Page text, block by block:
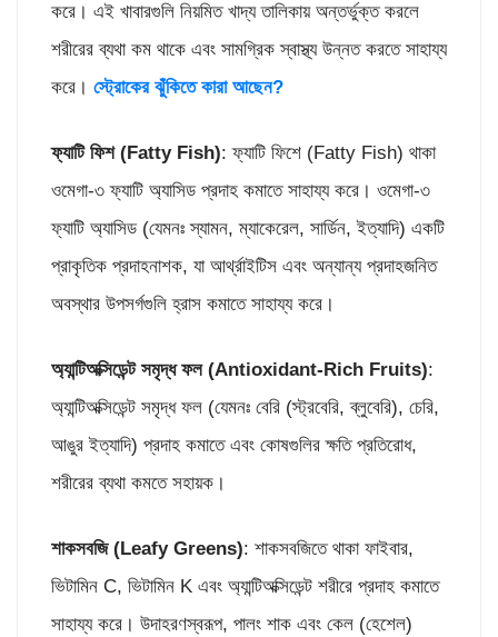
করে। এই খাবারগুলি নিয়মিত খাদ্য তালিকায় অন্তর্ভুক্ত করলে
শরীরের ব্যথা কম থাকে এবং সামগ্রিক স্বাস্থ্য উন্নত করতে সাহায্য
করে। স্ট্রোকের ঝুঁকিতে কারা আছেন?
ফ্যাটি ফিশ (Fatty Fish): ফ্যাটি ফিশে (Fatty Fish) থাকা
ওমেগা-৩ ফ্যাটি অ্যাসিড প্রদাহ কমাতে সাহায্য করে। ওমেগা-৩
ফ্যাটি অ্যাসিড (যেমনঃ স্যামন, ম্যাকেরেল, সার্ডিন, ইত্যাদি) একটি
প্রাকৃতিক প্রদাহনাশক, যা আর্থ্রাইটিস এবং অন্যান্য প্রদাহজনিত
অবস্থার উপসর্গগুলি হ্রাস কমাতে সাহায্য করে।
অ্যান্টিঅক্সিডেন্ট সমৃদ্ধ ফল (Antioxidant-Rich Fruits):
অ্যান্টিঅক্সিডেন্ট সমৃদ্ধ ফল (যেমনঃ বেরি (স্ট্রবেরি, ব্লুবেরি), চেরি,
আঙুর ইত্যাদি) প্রদাহ কমাতে এবং কোষগুলির ক্ষতি প্রতিরোধ,
শরীরের ব্যথা কমতে সহায়ক।
শাকসবজি (Leafy Greens): শাকসবজিতে থাকা ফাইবার,
ভিটামিন C, ভিটামিন K এবং অ্যান্টিঅক্সিডেন্ট শরীরে প্রদাহ কমাতে
সাহায্য করে। উদাহরণস্বরূপ, পালং শাক এবং কেল (হেশেল)